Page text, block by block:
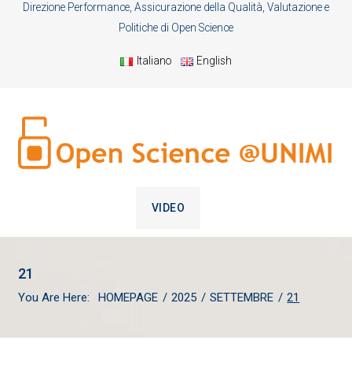
Direzione Performance, Assicurazione della Qualità, Valutazione e
Politiche di Open Science
Italiano English
VIDEO
21
You Are Here: HOMEPAGE / 2025 / SETTEMBRE / 21